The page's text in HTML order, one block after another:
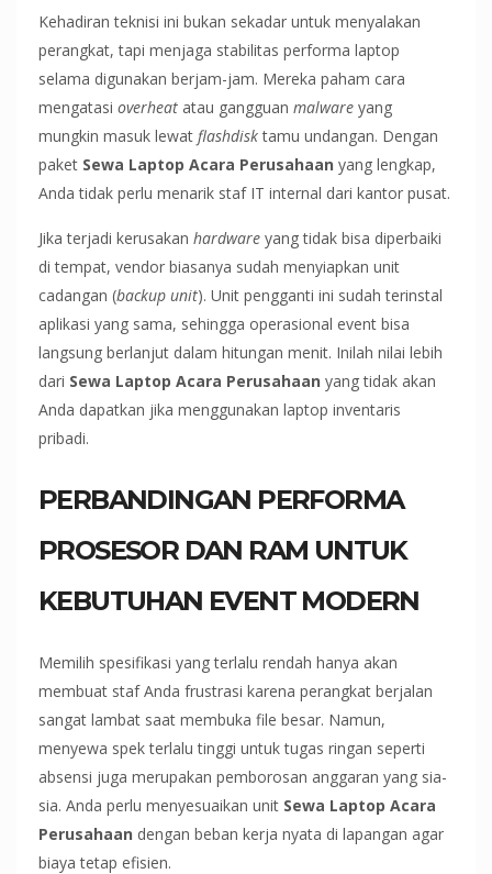
Kehadiran teknisi ini bukan sekadar untuk menyalakan
perangkat, tapi menjaga stabilitas performa laptop
selama digunakan berjam-jam. Mereka paham cara
mengatasi overheat atau gangguan malware yang
mungkin masuk lewat flashdisktamu undangan. Dengan
paket Sewa Laptop Acara Perusahaan yang lengkap,
Anda tidak perlu menarik staf IT internal dari kantor pusat.
Jika terjadi kerusakan hardware yang tidak bisa diperbaiki
di tempat, vendor biasanya sudah menyiapkan unit
cadangan (backup unit). Unit pengganti ini sudah terinstal
aplikasi yang sama, sehingga operasional event bisa
langsung berlanjut dalam hitungan menit. Inilah nilai lebih
dari Sewa Laptop Acara Perusahaan yang tidak akan
Anda dapatkan jika menggunakan laptop inventaris
pribadi.
PERBANDINGAN PERFORMA
PROSESOR DAN RAM UNTUK
KEBUTUHAN EVENT MODERN
Memilih spesifikasi yang terlalu rendah hanya akan
membuat staf Anda frustrasi karena perangkat berjalan
sangat lambat saat membuka file besar. Namun,
menyewa spek terlalu tinggi untuk tugas ringan seperti
absensi juga merupakan pemborosan anggaran yang sia-
sia. Anda perlu menyesuaikan unit Sewa Laptop Acara
Perusahaan dengan beban kerja nyata di lapangan agar
biaya tetap efisien.